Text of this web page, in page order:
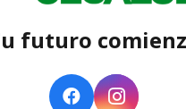
futuro